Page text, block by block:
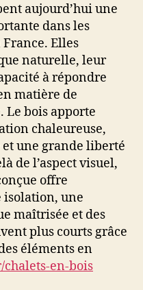
aujourd’hui une
dans les
Elles
naturelle, leur
à répondre
matière de
bois apporte
chaleureuse,
une grande liberté
de l’aspect visuel,
offre
isolation, une
maîtrisée et des
plus courts grâce
éléments en
en-bois